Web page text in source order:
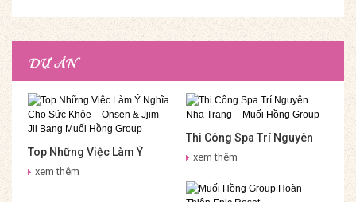
DỰ ÁN
Top Những Việc Làm Ý
Nghĩa Cho Sức Khỏe –
xem thêm
Thi Công Spa Trí Nguyên
Nha Trang – Muối Hồng
xem thêm